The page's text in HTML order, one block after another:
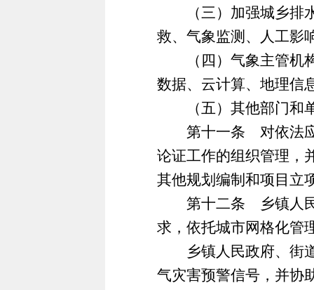
（三）加强城乡排水
救、气象监测、人工影
（四）气象主管机构
数据、云计算、地理信
（五）其他部门和单
第十一条 对依法应
论证工作的组织管理，
其他规划编制和项目立
第十二条 乡镇人民
求，依托城市网格化管
乡镇人民政府、街道
气灾害预警信号，并协